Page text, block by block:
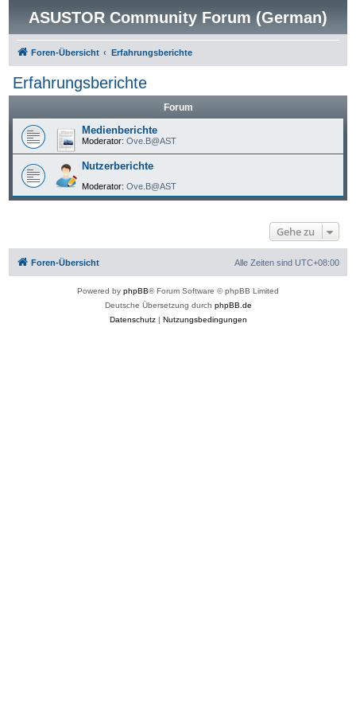
ASUSTOR Community Forum (German)
Foren-Übersicht Erfahrungsberichte
Erfahrungsberichte
Forum
Medienberichte
Moderator: Ove.B@AST
Nutzerberichte
Moderator: Ove.B@AST
Gehe zu
Foren-Übersicht Alle Zeiten sind UTC+08:00
Powered by phpBB® Forum Software © phpBB Limited
Deutsche Übersetzung durch phpBB.de
Datenschutz| Nutzungsbedingungen